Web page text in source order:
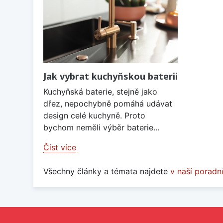
Jak vybrat kuchyňskou baterii
Kuchyňská baterie, stejně jako
dřez, nepochybně pomáhá udávat
design celé kuchyně. Proto
bychom neměli výběr baterie...
Číst více
Všechny články a témata najdete v naší